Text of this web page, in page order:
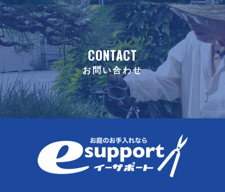
CONTACT
お問い合わせ